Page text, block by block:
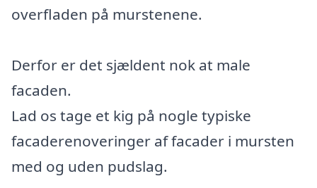
overfladen på murstenene.
Derfor er det sjældent nok at male
facaden.
Lad os tage et kig på nogle typiske
facaderenoveringer af facader i mursten
med og uden pudslag.